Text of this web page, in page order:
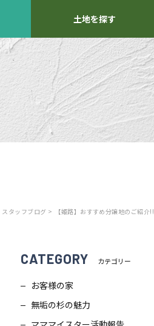
よくあるご質問
店舗紹介
スタッフブログ
ZEH普及目標
土地を探す
スタッフブログ > 【姫路】おすすめ分譲地のご紹介!!
CATEGORY カテゴリー
お客様の家
無垢の杉の魅力